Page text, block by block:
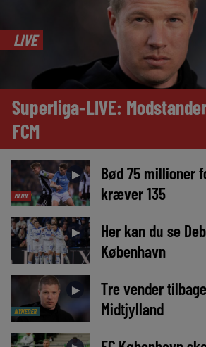
LIVE
Superliga-LIVE:
FCM
MEDIE
►
Bød 75 millioner
kræver 135
►
Her kan du se
København
NYHEDER
►
Tre vender
Midtjylland